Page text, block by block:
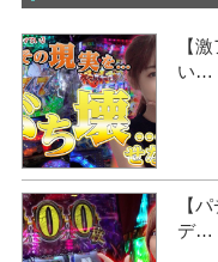
【
い…
【
デ…